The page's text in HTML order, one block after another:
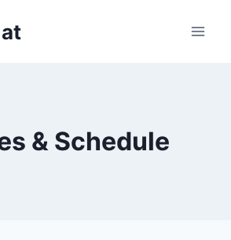
& Schedule